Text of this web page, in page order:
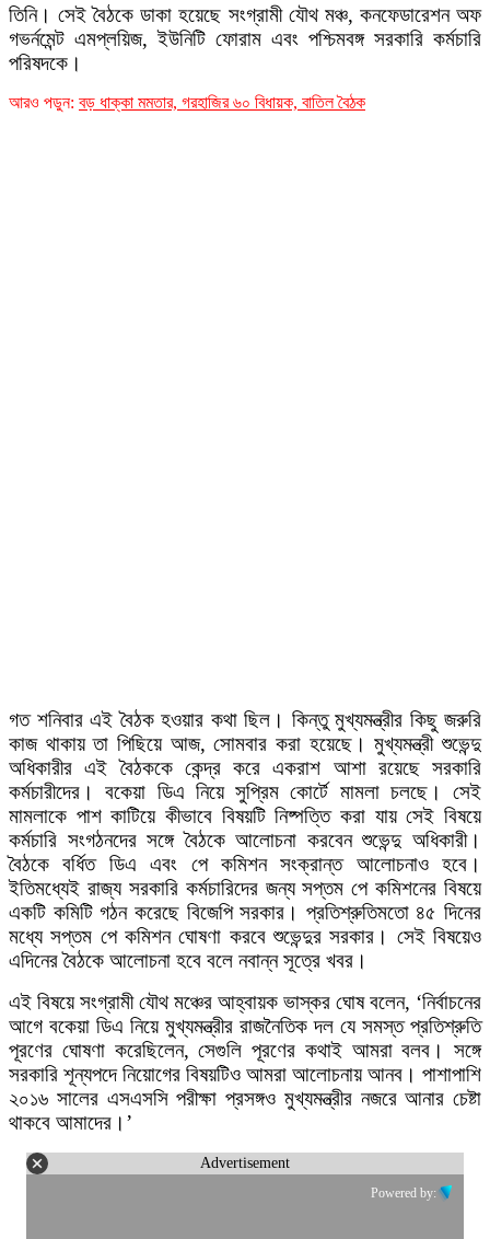
তিনি। সেই বৈঠকে ডাকা হয়েছে সংগ্রামী যৌথ মঞ্চ, কনফেডারেশন অফ
গভর্নমেন্ট এমপ্লয়িজ, ইউনিটি ফোরাম এবং পশ্চিমবঙ্গ সরকারি কর্মচারি
পরিষদকে।
আরও পডুন: বড় ধাক্কা মমতার, গরহাজির ৬০ বিধায়ক, বাতিল বৈঠক
গত শনিবার এই বৈঠক হওয়ার কথা ছিল। কিন্তু মুখ্যমন্ত্রীর কিছু জরুরি
কাজ থাকায় তা পিছিয়ে আজ, সোমবার করা হয়েছে। মুখ্যমন্ত্রী শুভেন্দু
অধিকারীর এই বৈঠককে কেন্দ্র করে একরাশ আশা রয়েছে সরকারি
কর্মচারীদের। বকেয়া ডিএ নিয়ে সুপ্রিম কোর্টে মামলা চলছে। সেই
মামলাকে পাশ কাটিয়ে কীভাবে বিষয়টি নিষ্পত্তি করা যায় সেই বিষয়ে
কর্মচারি সংগঠনদের সঙ্গে বৈঠকে আলোচনা করবেন শুভেন্দু অধিকারী।
বৈঠকে বর্ধিত ডিএ এবং পে কমিশন সংক্রান্ত আলোচনাও হবে।
ইতিমধ্যেই রাজ্য সরকারি কর্মচারিদের জন্য সপ্তম পে কমিশনের বিষয়ে
একটি কমিটি গঠন করেছে বিজেপি সরকার। প্রতিশ্রুতিমতো ৪৫ দিনের
মধ্যে সপ্তম পে কমিশন ঘোষণা করবে শুভেন্দুর সরকার। সেই বিষয়েও
এদিনের বৈঠকে আলোচনা হবে বলে নবান্ন সূত্রে খবর।
এই বিষয়ে সংগ্রামী যৌথ মঞ্চের আহ্বায়ক ভাস্কর ঘোষ বলেন, ‘নির্বাচনের
আগে বকেয়া ডিএ নিয়ে মুখ্যমন্ত্রীর রাজনৈতিক দল যে সমস্ত প্রতিশ্রুতি
পূরণের ঘোষণা করেছিলেন, সেগুলি পূরণের কথাই আমরা বলব। সঙ্গে
সরকারি শূন্যপদে নিয়োগের বিষয়টিও আমরা আলোচনায় আনব। পাশাপাশি
২০১৬ সালের এসএসসি পরীক্ষা প্রসঙ্গও মুখ্যমন্ত্রীর নজরে আনার চেষ্টা
থাকবে আমাদের।’
Advertisement
Powered by: